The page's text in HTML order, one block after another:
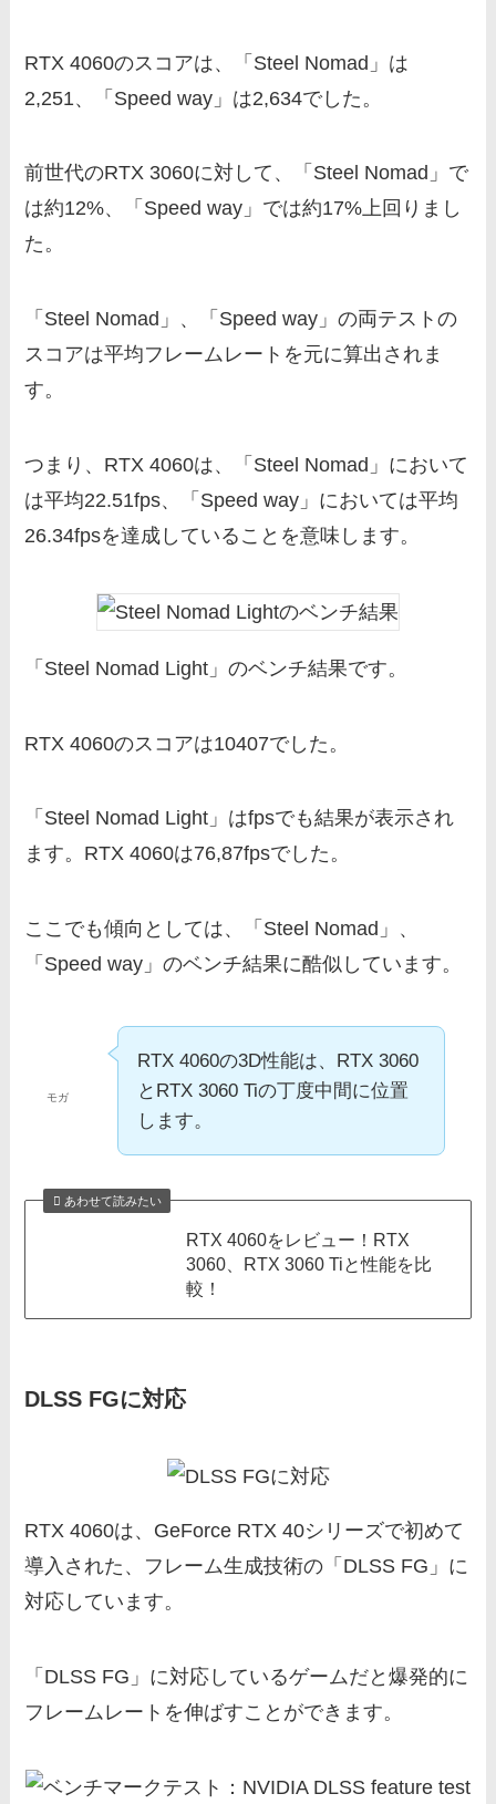
RTX 4060のスコアは、「Steel Nomad」は
2,251、「Speed way」は2,634でした。
前世代のRTX 3060に対して、「Steel Nomad」で
は約12%、「Speed way」では約17%上回りまし
た。
「Steel Nomad」、「Speed way」の両テストの
スコアは平均フレームレートを元に算出されま
す。
つまり、RTX 4060は、「Steel Nomad」において
は平均22.51fps、「Speed way」においては平均
26.34fpsを達成していることを意味します。
「Steel Nomad Light」のベンチ結果です。
RTX 4060のスコアは10407でした。
「Steel Nomad Light」はfpsでも結果が表示され
ます。RTX 4060は76,87fpsでした。
ここでも傾向としては、「Steel Nomad」、
「Speed way」のベンチ結果に酷似しています。
モガ
RTX 4060の3D性能は、RTX 3060
とRTX 3060 Tiの丁度中間に位置
します。
あわせて読みたい
RTX 4060をレビュー！RTX
3060、RTX 3060 Tiと性能を比
較！
DLSS FGに対応
RTX 4060は、GeForce RTX 40シリーズで初めて
導入された、フレーム生成技術の「DLSS FG」に
対応しています。
「DLSS FG」に対応しているゲームだと爆発的に
フレームレートを伸ばすことができます。